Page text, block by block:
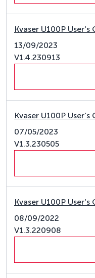
Kvaser U100P User's
13/09/2023
V1.4.230913
Kvaser U100P User's
07/05/2023
V1.3.230505
Kvaser U100P User's
08/09/2022
V1.3.220908